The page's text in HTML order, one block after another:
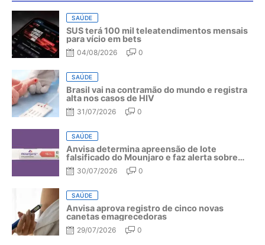
SAÚDE
SUS terá 100 mil teleatendimentos mensais
para vício em bets
04/08/2026 0
SAÚDE
Brasil vai na contramão do mundo e registra
alta nos casos de HIV
31/07/2026 0
SAÚDE
Anvisa determina apreensão de lote
falsificado do Mounjaro e faz alerta sobre
riscos do medicamento
30/07/2026 0
SAÚDE
Anvisa aprova registro de cinco novas
canetas emagrecedoras
29/07/2026 0